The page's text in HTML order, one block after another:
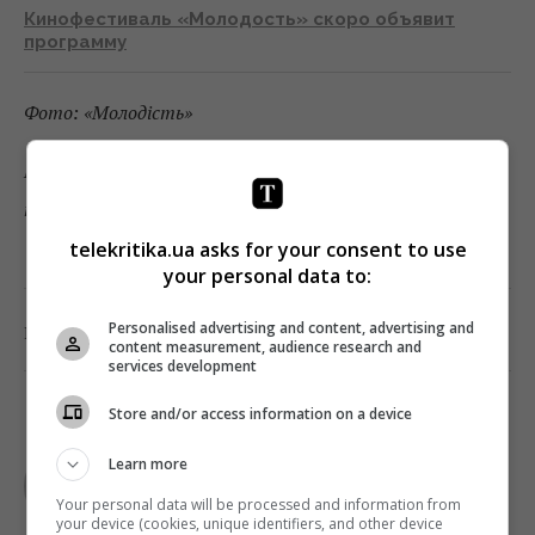
Кинофестиваль «Молодость» скоро объявит
программу
Фото: «Молодість»
Підписуйтесь на «Телекритику» у
та
Поділитись: Facebook Twitter 0
telekritika.ua asks for your consent to use
your personal data to:
Personalised advertising and content, advertising and
content measurement, audience research and
services development
Store and/or access information on a device
Learn more
Your personal data will be processed and information from
your device (cookies, unique identifiers, and other device